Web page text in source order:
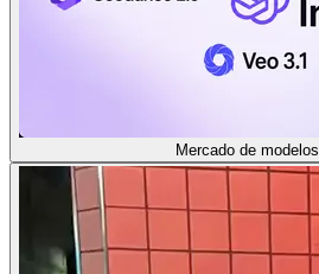
Mercado de modelos